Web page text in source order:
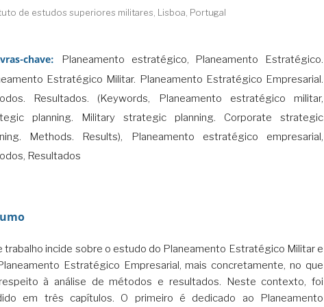
de estudos superiores militares, Lisboa, Portugal
chave:
Planeamento estratégico, Planeamento Estratégico.
Estratégico Militar. Planeamento Estratégico Empresarial.
Resultados. (Keywords, Planeamento estratégico militar,
planning. Military strategic planning. Corporate strategic
Methods. Results), Planeamento estratégico empresarial,
Resultados
trabalho incide sobre o estudo do Planeamento Estratégico Militar e
Estratégico Empresarial, mais concretamente, no que
à análise de métodos e resultados. Neste contexto, foi
em três capítulos. O primeiro é dedicado ao Planeamento